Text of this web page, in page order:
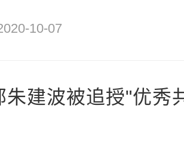
10-07
朱建波被追授"优秀